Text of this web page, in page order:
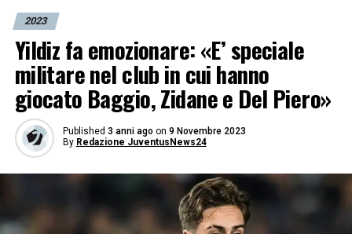
2023
Yildiz fa emozionare: «E’ speciale
militare nel club in cui hanno
giocato Baggio, Zidane e Del Piero»
Published 3 anni ago on 9 Novembre 2023
By Redazione JuventusNews24